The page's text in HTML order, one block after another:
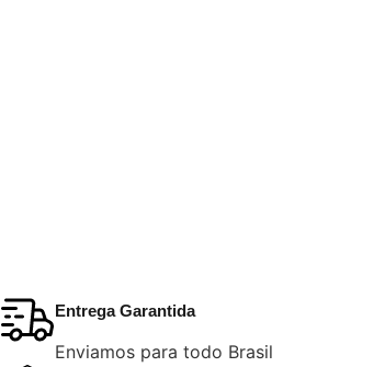
Entrega Garantida
Enviamos para todo Brasil